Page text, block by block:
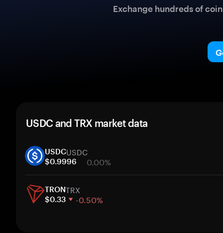
Exchange hundreds of
USDC and TRX market data
USDCUSDC
$0.9996 0.00%
30 days
Market cap
TRONTRX
$0.33 -0.50%